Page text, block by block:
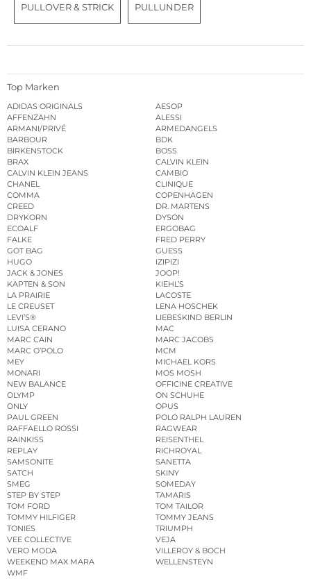
PULLOVER & STRICK PULLUNDER
Top Marken
ADIDAS ORIGINALS
AESOP
AFFENZAHN
ALESSI
ARMANI/PRIVÉ
ARMEDANGELS
BARBOUR
BDK
BIRKENSTOCK
BOSS
BRAX
CALVIN KLEIN
CALVIN KLEIN JEANS
CAMBIO
CHANEL
CLINIQUE
COMMA
COPENHAGEN
CREED
DR. MARTENS
DRYKORN
DYSON
ECOALF
ERGOBAG
FALKE
FRED PERRY
GOT BAG
GUESS
HUGO
IZIPIZI
JACK & JONES
JOOP!
KAPTEN & SON
KIEHL’S
LA PRAIRIE
LACOSTE
LE CREUSET
LENA HOSCHEK
LEVI’S®
LIEBESKIND BERLIN
LUISA CERANO
MAC
MARC CAIN
MARC JACOBS
MARC O’POLO
MCM
MEY
MICHAEL KORS
MONARI
MOS MOSH
NEW BALANCE
OFFICINE CREATIVE
OLYMP
ON SCHUHE
ONLY
OPUS
PAUL GREEN
POLO RALPH LAUREN
RAFFAELLO ROSSI
RAGWEAR
RAINKISS
REISENTHEL
REPLAY
RICHROYAL
SAMSONITE
SANETTA
SATCH
SKINY
SMEG
SOMEDAY
STEP BY STEP
TAMARIS
TOM FORD
TOM TAILOR
TOMMY HILFIGER
TOMMY JEANS
TONIES
TRIUMPH
VEE COLLECTIVE
VEJA
VERO MODA
VILLEROY & BOCH
WEEKEND MAX MARA
WELLENSTEYN
WMF